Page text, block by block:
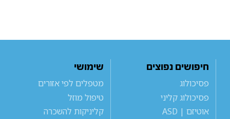
חיפושים נפוצים
פסיכולוג
פסיכולוג קליני
אוטיזם | ASD
שימושי
מטפלים לפי אזורים
טיפול מוזל
קליניקות להשכרה